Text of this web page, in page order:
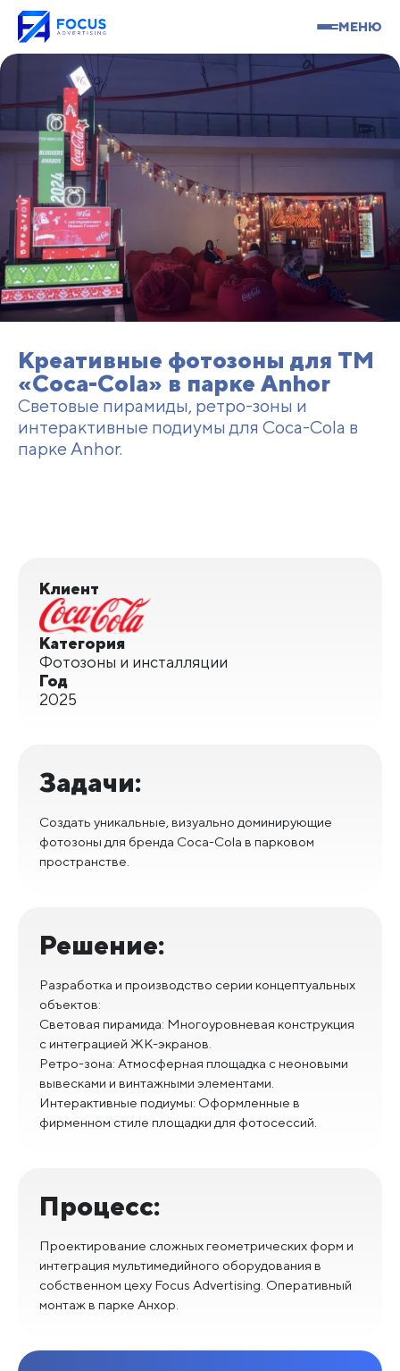
МЕНЮ
Креативные фотозоны для TM
«Coca-Cola» в парке Anhor
Световые пирамиды, ретро-зоны и
интерактивные подиумы для Coca-Cola в
парке Anhor.
Клиент
Категория
Фотозоны и инсталляции
Год
2025
Задачи:
Создать уникальные, визуально доминирующие
фотозоны для бренда Coca-Cola в парковом
пространстве.
Решение:
Разработка и производство серии концептуальных
объектов:
Световая пирамида: Многоуровневая конструкция
с интеграцией ЖК-экранов.
Ретро-зона: Атмосферная площадка с неоновыми
вывесками и винтажными элементами.
Интерактивные подиумы: Оформленные в
фирменном стиле площадки для фотосессий.
Процесс:
Проектирование сложных геометрических форм и
интеграция мультимедийного оборудования в
собственном цеху Focus Advertising. Оперативный
монтаж в парке Анхор.